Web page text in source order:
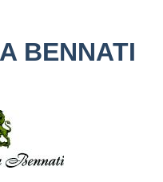
BENNATI